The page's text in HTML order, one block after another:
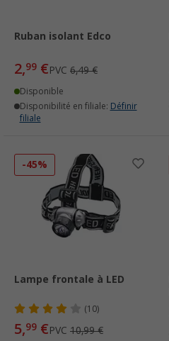
Ruban isolant Edco
2,99 €PVC 6,49 €
Disponible
Disponibilité en filiale: Définir
filiale
-45%
Lampe frontale à LED
(10)
5,99 €PVC 10,99 €